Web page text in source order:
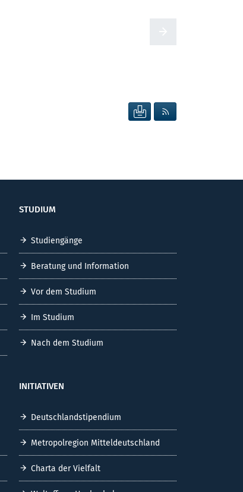
SEITE DRUCKEN
STUDIUM
Studiengänge
Beratung und Information
Vor dem Studium
Im Studium
Nach dem Studium
INITIATIVEN
Deutschlandstipendium
Metropolregion Mitteldeutschland
Charta der Vielfalt